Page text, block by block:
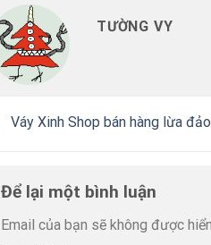
TƯỜNG VY
Váy Xinh Shop bán hàng lừa đảo
Để lại một bình luận
Email của bạn sẽ không được